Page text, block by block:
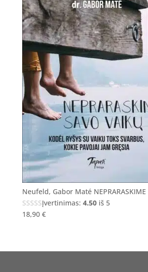
Neufeld, Gabor Maté NEPRARASKIME
Įvertinimas: 4.50iš 5
18,90 €